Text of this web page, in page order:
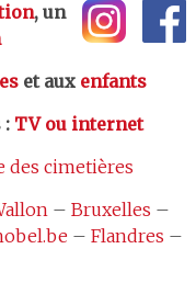
, un
et aux enfants
: TV ou internet
des cimetières
– Bruxelles –
– Flandres –